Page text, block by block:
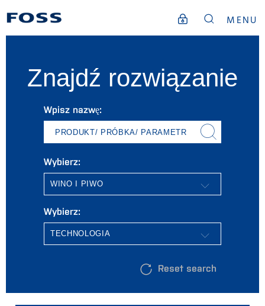
MENU
Znajdź rozwiązanie
Wpisz nazwę:
PRODUKT/ PRÓBKA/ PARAMETR
Wybierz:
Wybierz:
Reset search